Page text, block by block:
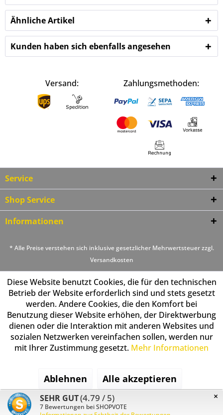
Ähnliche Artikel
Kunden haben sich ebenfalls angesehen
Versand: Zahlungsmethoden:
Service
Shop Service
Informationen
* Alle Preise verstehen sich inklusive gesetzlicher Mehrwertsteuer zzgl.
Versandkosten
Diese Website benutzt Cookies, die für den technischen
Betrieb der Website erforderlich sind und stets gesetzt
werden. Andere Cookies, die den Komfort bei
Benutzung dieser Website erhöhen, der Direktwerbung
dienen oder die Interaktion mit anderen Websites und
sozialen Netzwerken vereinfachen sollen, werden nur
mit Ihrer Zustimmung gesetzt. Mehr Informationen
Ablehnen Alle akzeptieren
Konfigurieren
×
SEHR GUT(4.79 / 5)
7 Bewertungen bei SHOPVOTE